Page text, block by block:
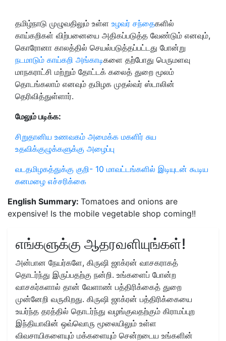
தமிழ்நாடு முழுவதிலும் உள்ள உழவர் சந்தைகளில்
காய்கறிகள் விற்பனையை அதிகப்படுத்த வேண்டும் எனவும்,
கொரோனா காலத்தில் செயல்படுத்தப்பட்டது போன்று
நடமாடும் காய்கறி அங்காடிகளை தற்போது பெருமளவு
மாநகராட்சி மற்றும் தோட்டக் கலைத் துறை மூலம்
தொடங்கலாம் எனவும் தமிழக முதல்வர் ஸ்டாலின்
தெரிவித்துள்ளார்.
மேலும் படிக்க:
சிறுதானிய உணவகம் அமைக்க மகளிர் சுய
உதவிக்குழுக்களுக்கு அழைப்பு
வடதமிழகத்துக்கு குறி- 10 மாவட்டங்களில் இடியுடன் கூடிய
கனமழை எச்சரிக்கை
English Summary: Tomatoes and onions are
expensive! Is the mobile vegetable shop coming!!
எங்களுக்கு ஆதரவளியுங்கள்!
அன்பான நேயர்களே, கிருஷி ஜாக்ரன் வாசகராகத்
தொடர்ந்து இருப்பதற்கு நன்றி. உங்களைப் போன்ற
வாசகர்களால் தான் வேளாண் பத்திரிக்கைத் துறை
முன்னேறி வருகிறது. கிருஷி ஜாக்ரன் பத்திரிக்கையை
உயர்ந்த தரத்தில் தொடர்ந்து வழங்குவதற்கும் கிராமப்புற
இந்தியாவின் ஒவ்வொரு மூலையிலும் உள்ள
விவசாயிகளையும் மக்களையும் சென்றடைய உங்களின்